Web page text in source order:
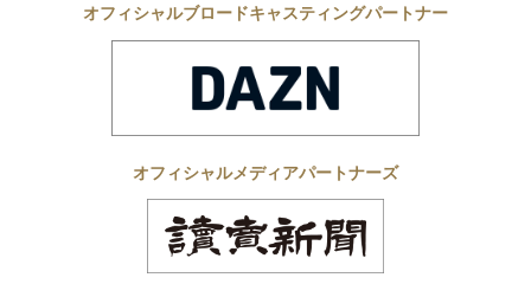
オフィシャルブロードキャスティングパートナー
オフィシャルメディアパートナーズ